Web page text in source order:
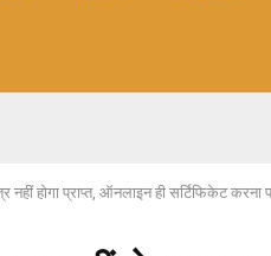
नहीं होगा प्राप्त, ऑनलाइन ही सर्टिफिकेट